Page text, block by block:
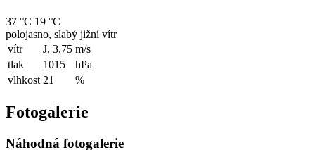
37 °C 19 °C
polojasno, slabý jižní vítr
vítr
J, 3.75 m/s
tlak
1015
hPa
vlhkost 21 %
Fotogalerie
Náhodná fotogalerie